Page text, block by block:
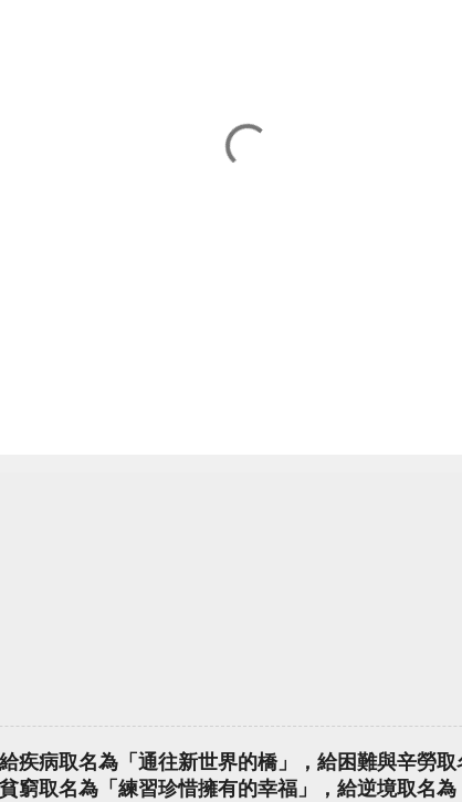
疾病取名為「通往新世界的橋」，給困難與辛勞
窮取名為「練習珍惜擁有的幸福」，給逆境取名